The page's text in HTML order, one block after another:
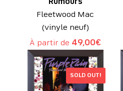
Rumours
Fleetwood Mac
(vinyle neuf)
À partir de 49,00€
SOLD OUT!